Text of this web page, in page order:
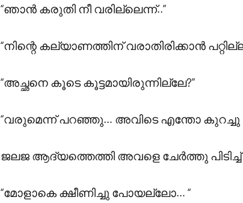
“ഞാൻ കരുതി നീ വരില്ലെന്ന്..”
“നിന്റെ കല്യാണത്തിന് വരാതിരിക്കാൻ
“അച്ഛനെ കൂടെ കൂട്ടമായിരുന്നില്ലേ?”
“വരുമെന്ന് പറഞ്ഞു… അവിടെ എന്തോ കുറച്ചു
ജലജ ആദ്യത്തെത്തി അവളെ ചേർത്തു പിടിച്ച്
“മോളാകെ ക്ഷീണിച്ചു പോയല്ലോ… “